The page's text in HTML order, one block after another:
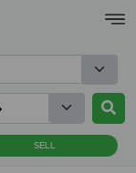
×
SELL